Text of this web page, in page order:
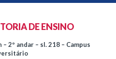
DE ENSINO
2º andar – sl. 218 – Campus